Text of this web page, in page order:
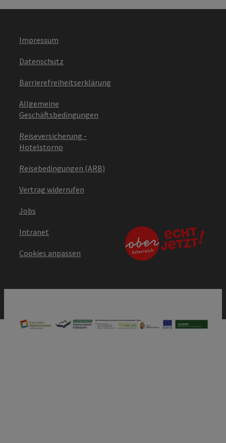
Impressum
Datenschutz
Barrierefreiheitserklärung
Allgemeine
Geschäftsbedingungen
Reiseversicherung -
Hotelstorno
Reisebedingungen (ARB)
Vertrag widerrufen
Jobs
Intranet
Cookies anpassen